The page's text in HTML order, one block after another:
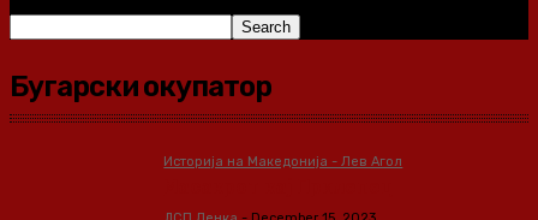
Бугарски окупатор
Историја на Македонија - Лев Агол